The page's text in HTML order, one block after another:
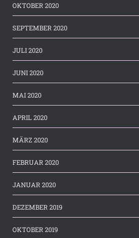
OKTOBER 2020
SEPTEMBER 2020
JULI 2020
JUNI 2020
MAI 2020
APRIL 2020
MÄRZ 2020
FEBRUAR 2020
JANUAR 2020
DEZEMBER 2019
OKTOBER 2019